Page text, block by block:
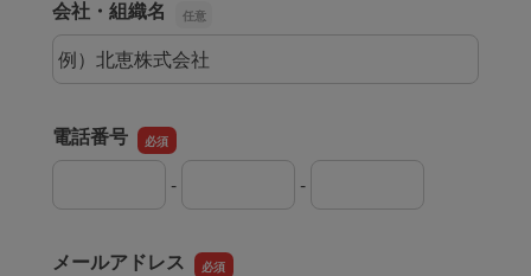
お問い合わせ
メルマガ登録
特定商取引法について
プライバシーポリシー